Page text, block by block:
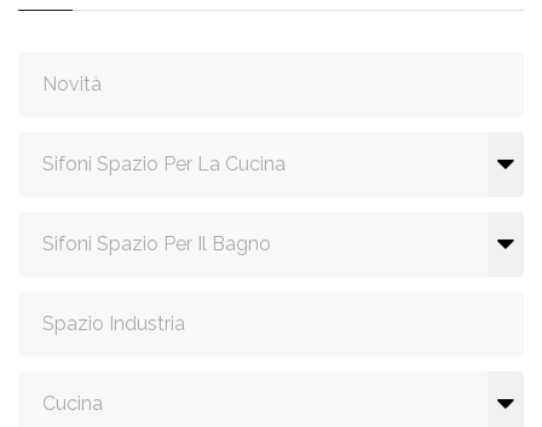
Novità
Sifoni Spazio Per La Cucina
Sifoni Spazio Per Il Bagno
Spazio Industria
Cucina